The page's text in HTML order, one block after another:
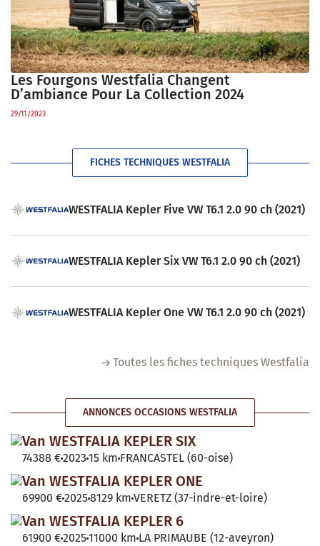
Les Fourgons Westfalia Changent
D’ambiance Pour La Collection 2024
29/11/2023
FICHES TECHNIQUES WESTFALIA
WESTFALIA Kepler Five VW T6.1 2.0 90 ch (2021)
WESTFALIA Kepler Six VW T6.1 2.0 90 ch (2021)
WESTFALIA Kepler One VW T6.1 2.0 90 ch (2021)
Toutes les fiches techniques Westfalia
ANNONCES OCCASIONS WESTFALIA
Van WESTFALIA KEPLER SIX
74388 €2023 15 km FRANCASTEL (60-oise)
Van WESTFALIA KEPLER ONE
69900 €20258129 km VERETZ (37-indre-et-loire)
Van WESTFALIA KEPLER 6
61900 €202511000 km LA PRIMAUBE (12-aveyron)